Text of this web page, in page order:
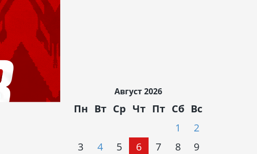
Август 2026
Пн Вт Ср Чт Пт Сб Вс
1
2
3
4 5 6 7 8
9